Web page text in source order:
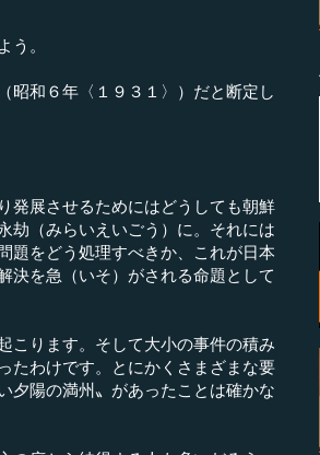
う。
和６年〈１９３１〉）だと断定し
発展させるためにはどうしても朝鮮
劫（みらいえいごう）に。それには
題をどう処理すべきか、これが日本
決を急（いそ）がされる命題として
こります。そして大小の事件の積み
たわけです。とにかくさまざまな要
夕陽の満州〟があったことは確かな